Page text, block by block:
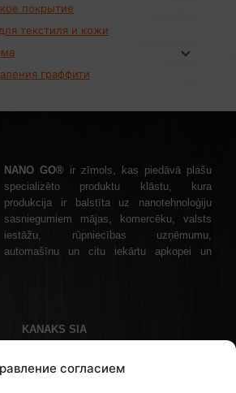
согласием
покрытие
текстиля и кожи
граффити
NANO GO® ir zīmols, kas piedāvā plašu
specializēto produktu klāstu, kura
produkcija ir balstīta uz nanotehnoloģiju
sasniegumiem mājas, komercēku, valsts
iestāžu, rūpniecības uzņēmumu,
automašīnu un citu iekārtu apkopei un
KANAKS SIA
, эл. почта: info@nanogo.lv